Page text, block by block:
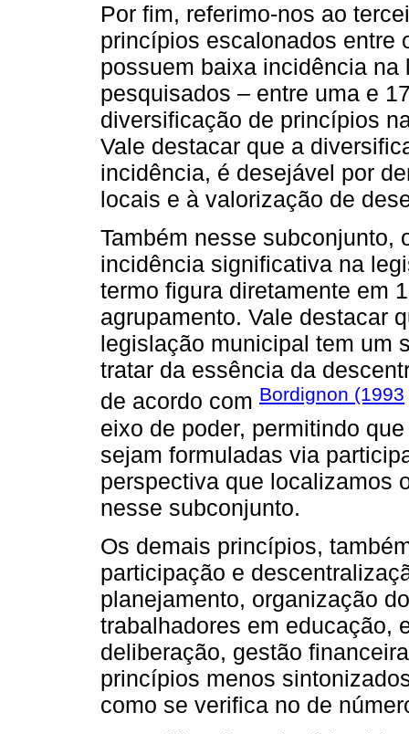
Por fim, referimo-nos ao
princípios escalonados entre
possuem baixa incidência
pesquisados – entre uma e
diversificação de princípios
Vale destacar que a
incidência, é desejável por
locais e à valorização de
Também nesse subconjunto,
incidência significativa na
termo figura diretamente em
agrupamento. Vale destacar
legislação municipal tem um
tratar da essência da
de acordo com Bordignon (1993
eixo de poder, permitindo
sejam formuladas via
perspectiva que localizamos
nesse subconjunto.
Os demais princípios,
participação e
planejamento, organização
trabalhadores em educação,
deliberação, gestão
princípios menos
como se verifica no de